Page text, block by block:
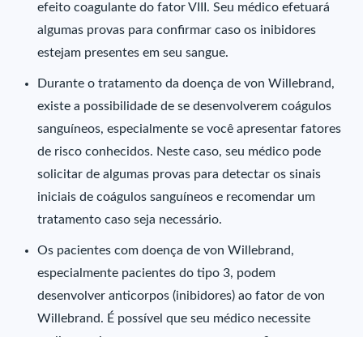
efeito coagulante do fator VIII. Seu médico efetuará
algumas provas para confirmar caso os inibidores
estejam presentes em seu sangue.
Durante o tratamento da doença de von Willebrand,
existe a possibilidade de se desenvolverem coágulos
sanguíneos, especialmente se você apresentar fatores
de risco conhecidos. Neste caso, seu médico pode
solicitar de algumas provas para detectar os sinais
iniciais de coágulos sanguíneos e recomendar um
tratamento caso seja necessário.
Os pacientes com doença de von Willebrand,
especialmente pacientes do tipo 3, podem
desenvolver anticorpos (inibidores) ao fator de von
Willebrand. É possível que seu médico necessite